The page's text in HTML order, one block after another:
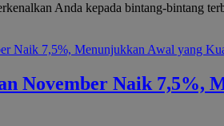
Anda kepada bintang-bintang
November Naik 7,5%,